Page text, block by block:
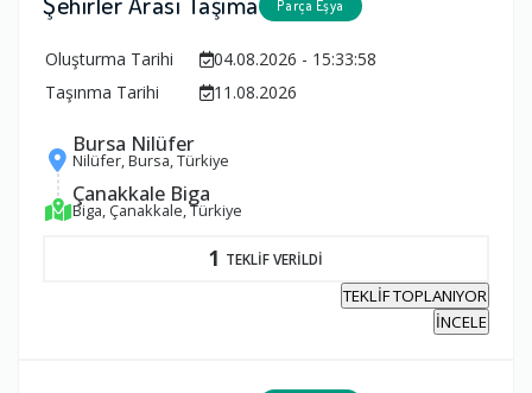
Parça Eşya
Oluşturma Tarihi
04.08.2026 - 15:33:58
Taşınma Tarihi
11.08.2026
Bursa Nilüfer
Nilüfer, Bursa, Türkiye
Çanakkale Biga
Biga, Çanakkale, Türkiye
1 TEKLİF VERİLDİ
TEKLİF TOPLANIYOR
İNCELE